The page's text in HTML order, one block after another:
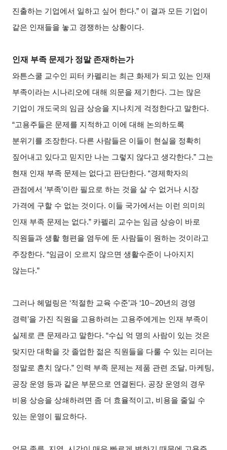
진출하는 기업에서 일하고 싶어 한다.” 이 결과 모든 기업이
같은 인재들을 놓고 경쟁하는 상황이다.
인재 부족 문제가 정말 존재하는가
와튼스쿨 교수인 피터 카펠리는 최근 화제가 되고 있는 인재
부족이라는 시나리오에 대해 의문을 제기한다. 그는 많은
기업이 개도국의 임금 상승을 지나치게 걱정한다고 말한다.
“고용주들은 문제를 지적하고 이에 대해 논의하도록
분위기를 조장한다. 다른 사람들은 이들이 현실을 정확히
짚어내고 있다고 믿지만 나는 그렇지 않다고 생각한다.” 그는
현재 인재 부족 문제는 없다고 판단한다. “경제학자의
관점에서 ‘부족’이란 필요로 하는 것을 살 수 없거나 시장
가격에 구할 수 없는 것이다. 이들 국가에서는 이런 의미의
인재 부족 문제는 없다.” 카펠리 교수는 임금 상승이 바로
직원들과 생활 형편을 염두에 둔 사람들이 원하는 것이라고
주장한다. “임금이 오르지 않으면 생활수준이 나아지지
않는다.”
그러나 헤멀링은 ‘적절한 교육 수준’과 ‘10∼20년의 경영
경력’을 가진 직원을 고용하려는 고용주에게는 인재 부족이
실제로 큰 문제라고 말한다. “수십 억 명의 사람이 있는 것은
맞지만 대학을 갓 졸업한 젊은 직원들을 다룰 수 있는 리더는
정말로 흔치 않다.” 인력 부족 문제는 제품 관련 조달, 마케팅,
공장 운영 등과 같은 부문으로 연결된다. 공장 운영의 경우
비용 상승을 상쇄하려면 좀 더 효율적이고, 비용을 줄일 수
있는 운영이 필요하다.